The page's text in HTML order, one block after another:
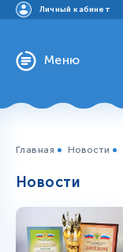
Личный кабинет
Меню
Главная Новости
Новости